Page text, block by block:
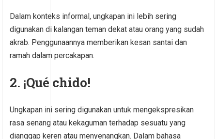
Dalam konteks informal, ungkapan ini lebih sering
digunakan di kalangan teman dekat atau orang yang sudah
akrab. Penggunaannya memberikan kesan santai dan
ramah dalam percakapan.
2. ¡Qué chido!
Ungkapan ini sering digunakan untuk mengekspresikan
rasa senang atau kekaguman terhadap sesuatu yang
dianggap keren atau menyenangkan. Dalam bahasa